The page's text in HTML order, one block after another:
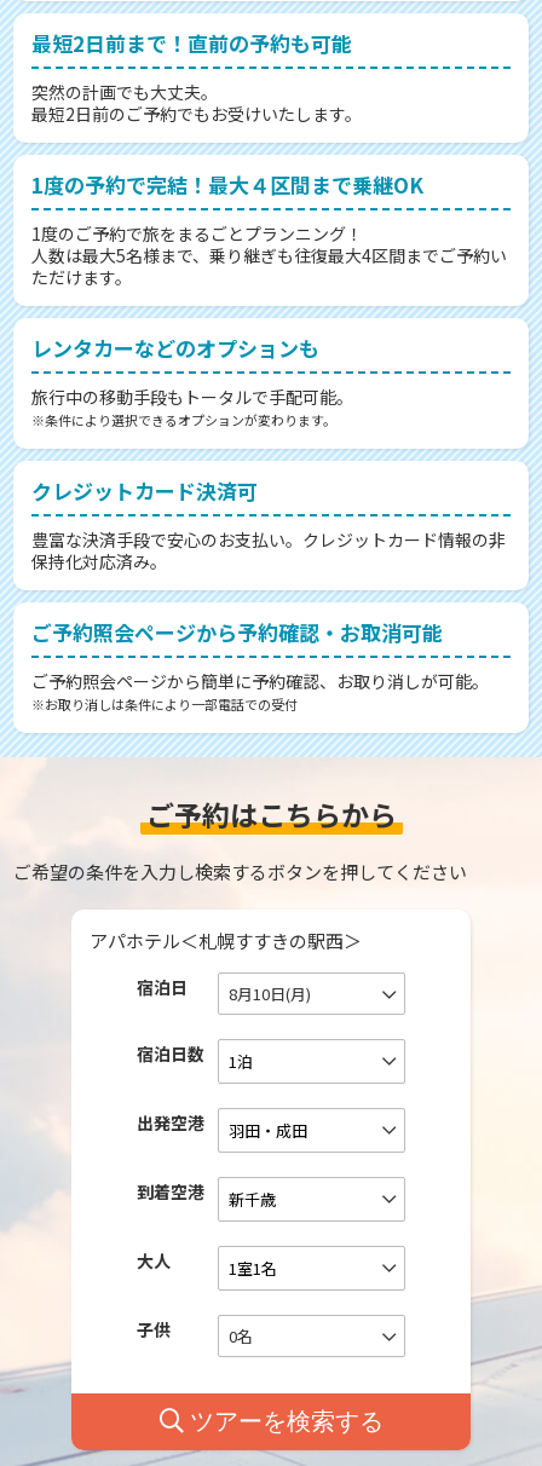
最短2日前まで！直前の予約も可能
突然の計画でも大丈夫。
最短2日前のご予約でもお受けいたします。
1度の予約で完結！最大４区間まで乗継OK
1度のご予約で旅をまるごとプランニング！
人数は最大5名様まで、乗り継ぎも往復最大4区間までご予約い
ただけます。
レンタカーなどのオプションも
旅行中の移動手段もトータルで手配可能。
※条件により選択できるオプションが変わります。
クレジットカード決済可
豊富な決済手段で安心のお支払い。クレジットカード情報の非
保持化対応済み。
ご予約照会ページから予約確認・お取消可能
ご予約照会ページから簡単に予約確認、お取り消しが可能。
※お取り消しは条件により一部電話での受付
ご予約はこちらから
ご希望の条件を入力し検索するボタンを押してください
アパホテル＜札幌すすきの駅西＞
宿泊日 8月10日(月)
宿泊日数
出発空港
到着空港
大人
子供 0名